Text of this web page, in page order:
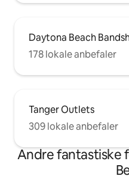
Daytona Beach
178 lokale anbefaler
Tanger Outlets
309 lokale anbefaler
Andre fantastiske